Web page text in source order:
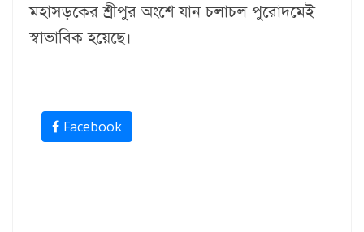
মহাসড়কের শ্রীপুর অংশে যান চলাচল পুরোদমেই
স্বাভাবিক হয়েছে।
Facebook